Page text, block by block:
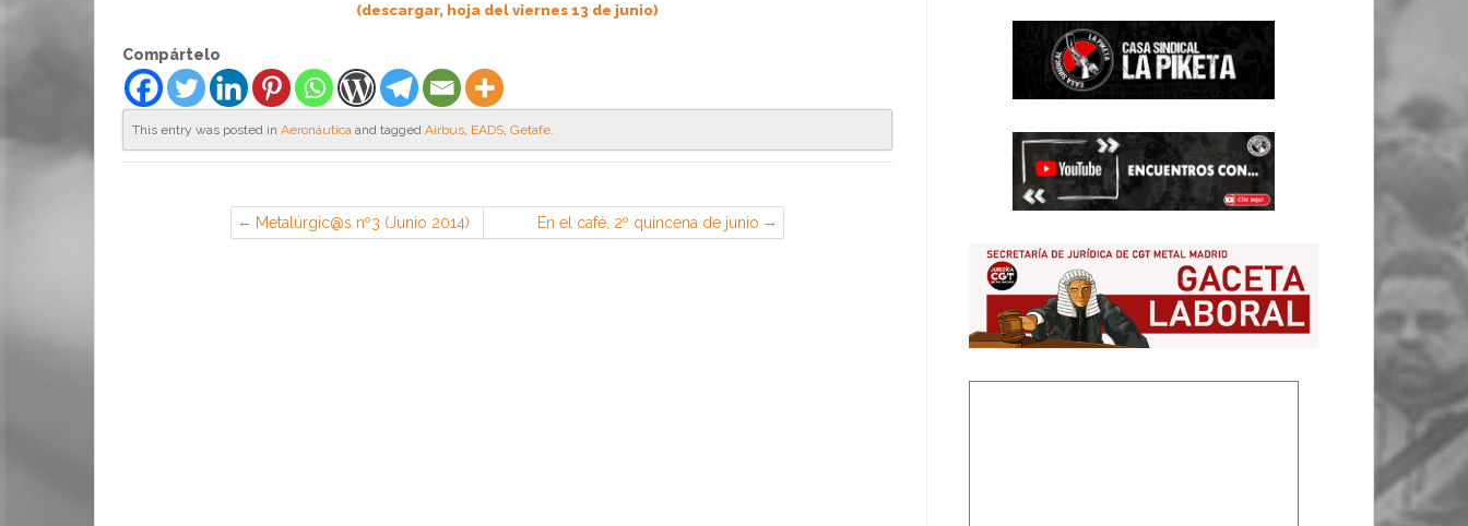
(descargar, hoja del viernes 13 de junio)
Compártelo
This entry was posted in Aeronáutica and tagged Airbus EADS Getafe
Metalúrgic@s nº3 (Junio 2014)
En el café, 2º quincena de junio
(CGT en Airbus, Illescas)